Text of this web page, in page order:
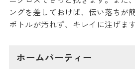
ングを差しておけば、伝い落ちが
ボトルが汚れず、キレイに注げます
ホームパーティー